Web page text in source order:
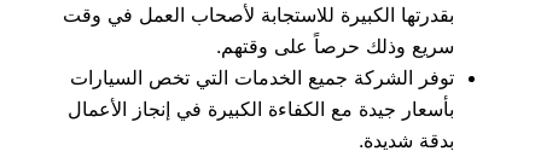
بقدرتها الكبيرة للاستجابة لأصحاب العمل في وقت
سريع وذلك حرصاً على وقتهم.
توفر الشركة جميع الخدمات التي تخص السيارات
بأسعار جيدة مع الكفاءة الكبيرة في إنجاز الأعمال
بدقة شديدة.